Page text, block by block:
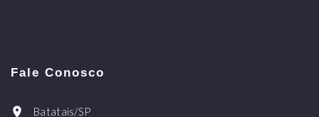
Fale Conosco
Batatais/SP